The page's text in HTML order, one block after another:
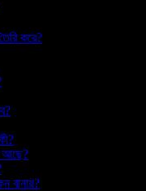
করে?
আছে?
বানায়?